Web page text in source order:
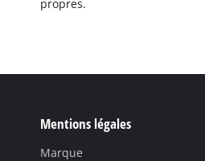
propres.
Mentions légales
Marque